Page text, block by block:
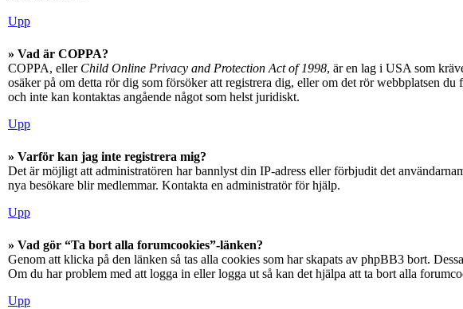
Upp
» Vad är COPPA?
COPPA, eller Child Online Privacy and Protection Act of 1998, är en lag i USA som
osäker på om detta rör dig som försöker att registrera dig, eller om det rör webbplatsen
och inte kan kontaktas angående något som helst juridiskt.
Upp
» Varför kan jag inte registrera mig?
Det är möjligt att administratören har bannlyst din IP-adress eller förbjudit det
nya besökare blir medlemmar. Kontakta en administratör för hjälp.
Upp
» Vad gör “Ta bort alla forumcookies”-länken?
Genom att klicka på den länken så tas alla cookies som har skapats av phpBB3 bort.
Om du har problem med att logga in eller logga ut så kan det hjälpa att ta bort alla
Upp